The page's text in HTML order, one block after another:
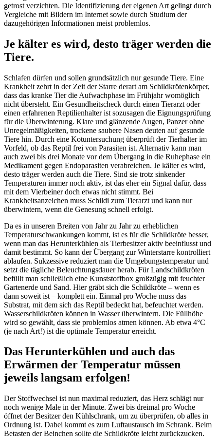
getrost verzichten. Die Identifizierung der eigenen Art gelingt durch
Vergleiche mit Bildern im Internet sowie durch Studium der
dazugehörigen Informationen meist problemlos.
Je kälter es wird, desto träger werden die
Tiere.
Schlafen dürfen und sollen grundsätzlich nur gesunde Tiere. Eine
Krankheit zehrt in der Zeit der Starre derart am Schildkrötenkörper,
dass das kranke Tier die Aufwachphase im Frühjahr womöglich
nicht übersteht. Ein Gesundheitscheck durch einen Tierarzt oder
einen erfahrenen Reptilienhalter ist sozusagen die Eignungsprüfung
für die Überwinterung. Klare und glänzende Augen, Panzer ohne
Unregelmäßigkeiten, trockene saubere Nasen deuten auf gesunde
Tiere hin. Durch eine Kotuntersuchung überprüft der Tierhalter im
Vorfeld, ob das Reptil frei von Parasiten ist. Alternativ kann man
auch zwei bis drei Monate vor dem Übergang in die Ruhephase ein
Medikament gegen Endoparasiten verabreichen. Je kälter es wird,
desto träger werden auch die Tiere. Sind sie trotz sinkender
Temperaturen immer noch aktiv, ist das eher ein Signal dafür, dass
mit dem Vierbeiner doch etwas nicht stimmt. Bei
Krankheitsanzeichen muss Schildi zum Tierarzt und kann nur
überwintern, wenn die Genesung schnell erfolgt.
Da es in unseren Breiten von Jahr zu Jahr zu erheblichen
Temperaturschwankungen kommt, ist es für die Schildkröte besser,
wenn man das Herunterkühlen als Tierbesitzer aktiv beeinflusst und
damit bestimmt. So kann der Übergang zur Winterstarre kontrolliert
ablaufen. Sukzessive reduziert man die Umgebungstemperatur und
setzt die tägliche Beleuchtungsdauer herab. Für Landschildkröten
befüllt man schließlich eine Kunststoffbox großzügig mit feuchter
Gartenerde und Sand. Hier gräbt sich die Schildkröte – wenn es
dann soweit ist – komplett ein. Einmal pro Woche muss das
Substrat, mit dem sich das Reptil bedeckt hat, befeuchtet werden.
Wasserschildkröten können in Wasser überwintern. Die Füllhöhe
wird so gewählt, dass sie problemlos atmen können. Ab etwa 4°C
(je nach Art!) ist die optimale Temperatur erreicht.
Das Herunterkühlen und auch das
Erwärmen der Temperatur müssen
jeweils langsam erfolgen!
Der Stoffwechsel ist nun maximal reduziert, das Herz schlägt nur
noch wenige Male in der Minute. Zwei bis dreimal pro Woche
öffnet der Besitzer den Kühlschrank, um zu überprüfen, ob alles in
Ordnung ist. Dabei kommt es zum Luftaustausch im Schrank. Beim
Betasten der Beinchen sollte die Schildkröte leicht zurückzucken.